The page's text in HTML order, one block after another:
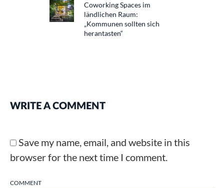
Coworking Spaces im
ländlichen Raum:
„Kommunen sollten sich
herantasten“
WRITE A COMMENT
COMMENT
Save my name, email, and website in this
browser for the next time I comment.